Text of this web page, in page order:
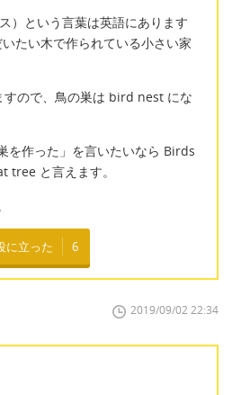
）という言葉は英語にあります
たい木で作られている小さい家
ので、鳥の巣は bird nest にな
を作った」を言いたいなら Birds
と言えます。
に立った 6
2019/09/02 22:34